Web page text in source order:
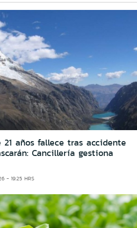
años fallece tras accidente
Cancillería gestiona
- 19:25 HRS